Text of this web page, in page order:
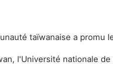
taïwanaise a promu
l'Université nationale